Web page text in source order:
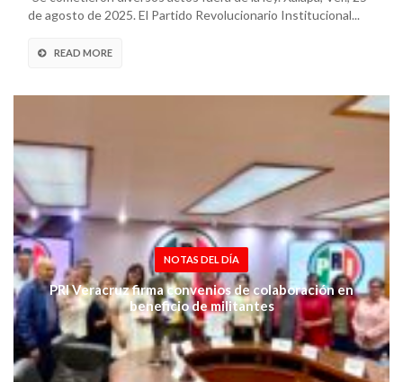
de agosto de 2025. El Partido Revolucionario Institucional...
READ MORE
NOTAS DEL DÍA
PRI Veracruz firma convenios de colaboración en
beneficio de militantes